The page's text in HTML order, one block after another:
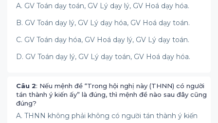
A. GV Toán dạy toán, GV Lý dạy lý, GV Hoá dạy hóa.
B. GV Toán dạy lý, GV Lý dạy hóa, GV Hoá dạy toán.
C. GV Toán dạy hóa, GV Hoá dạy lý, GV Lý dạy toán.
D. GV Toán dạy lý, GV Lý dạy toán, GV Hoá dạy hóa.
Câu 2: Nếu mệnh đề “Trong hội nghị này (THNN) có người
tán thành ý kiến ấy” là đúng, thì mệnh đề nào sau đây cũng
đúng?
A. THNN không phải không có người tán thành ý kiến